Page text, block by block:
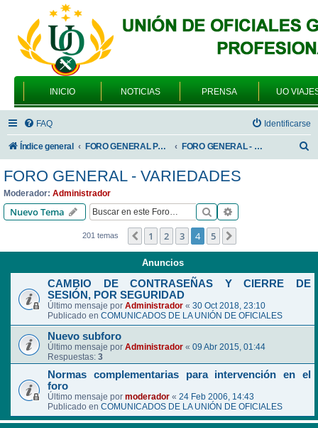
INICIO NOTICIAS PRENSA UO
FAQ Identificarse
Índice general FORO GENERAL PARA TODOS LOS USUARIOS FORO GENERAL - VARIEDADES
FORO GENERAL - VARIEDADES
Moderador: Administrador
Nuevo Tema Buscar
201 temas Anterior
1 2 3 4 5
Anuncios
CAMBIO DE CONTRASEÑAS Y CIERRE DE
SESIÓN, POR SEGURIDAD
Último mensaje por Administrador « 30 Oct 2018, 23:10
Publicado en COMUNICADOS DE LA UNIÓN DE OFICIALES
Nuevo subforo
Último mensaje por Administrador « 09 Abr 2015, 01:44
Respuestas: 3
Normas complementarias para intervención en el
foro
Último mensaje por moderador « 24 Feb 2006, 14:43
Publicado en COMUNICADOS DE LA UNIÓN DE OFICIALES